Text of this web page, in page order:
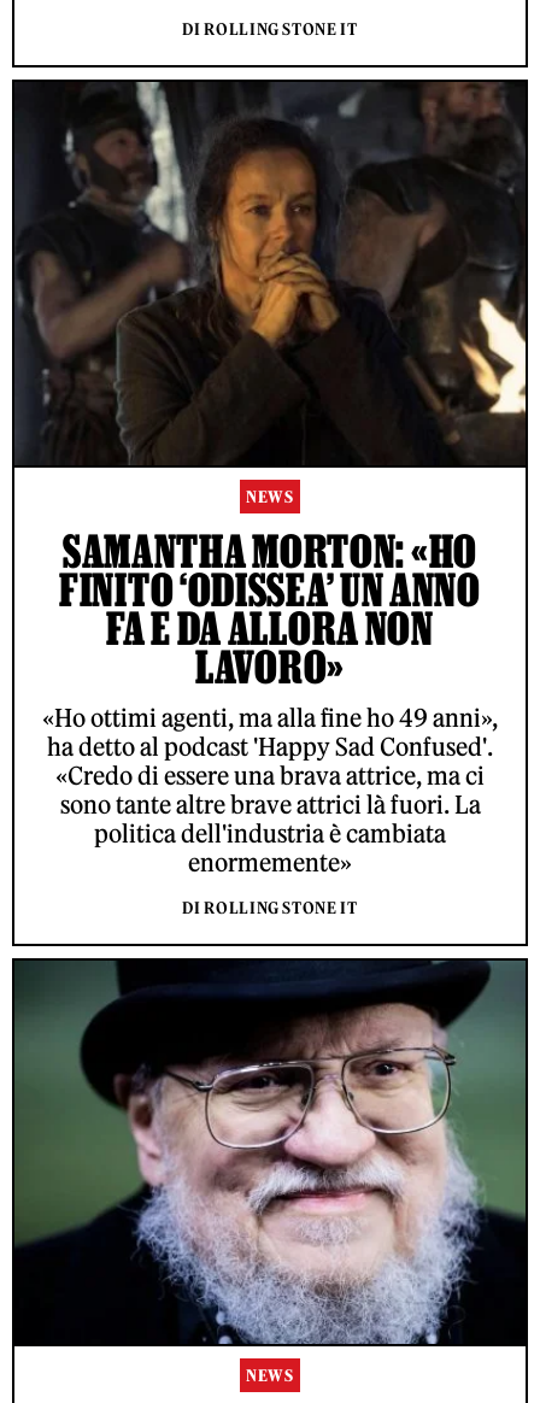
DI ROLLING STONE IT
NEWS
SAMANTHA MORTON: «HO
FINITO ‘ODISSEA’ UN ANNO
FA E DA ALLORA NON
LAVORO»
«Ho ottimi agenti, ma alla fine ho 49 anni»,
ha detto al podcast 'Happy Sad Confused'.
«Credo di essere una brava attrice, ma ci
sono tante altre brave attrici là fuori. La
politica dell'industria è cambiata
enormemente»
DI ROLLING STONE IT
NEWS